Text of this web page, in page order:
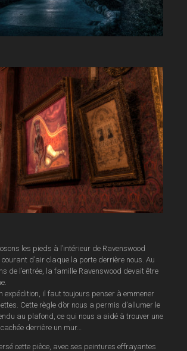
les pieds à l’intérieur de Ravenswood
courant d’air claque la porte derrière nous. Au
de l’entrée, la famille Ravenswood devait être
expédition, il faut toujours penser à emmener
Cette règle d’or nous a permis d’allumer le
au plafond, ce qui nous a aidé à trouver une
derrière un mur…
cette pièce, avec ses peintures effrayantes